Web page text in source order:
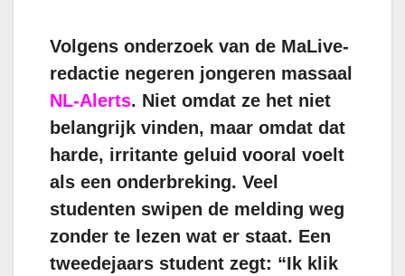
Volgens onderzoek van de MaLive-
redactie negeren jongeren massaal
NL‑Alerts. Niet omdat ze het niet
belangrijk vinden, maar omdat dat
harde, irritante geluid vooral voelt
als een onderbreking. Veel
studenten swipen de melding weg
zonder te lezen wat er staat. Een
tweedejaars student zegt: “Ik klik